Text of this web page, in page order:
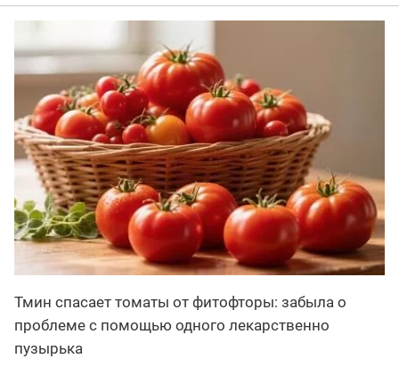
Тмин спасает томаты от фитофторы: забыла о
проблеме с помощью одного лекарственно
пузырька